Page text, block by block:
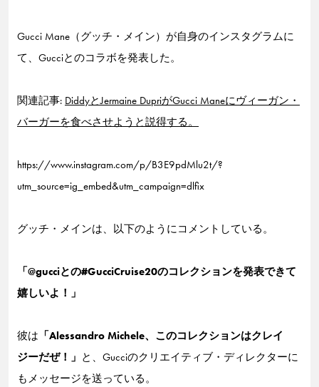
Gucci Mane（グッチ・メイン）が自身のインスタグラムに
て、Gucciとのコラボを発表した。
関連記事: DiddyとJermaine DupriがGucci Maneにヴィーガン・
バーガーを食べさせようと説得する。
https://www.instagram.com/p/B3E9pdMlu2t/?
utm_source=ig_embed&utm_campaign=dlfix
グッチ・メインは、以下のようにコメントしている。
「@gucciとの#GucciCruise20のコレクションを発表できて
嬉しいよ！」
彼は 「Alessandro Michele、このコレクションはクレイ
ジーだぜ！」 と、Gucciのクリエイティブ・ディレクターに
もメッセージを送っている。